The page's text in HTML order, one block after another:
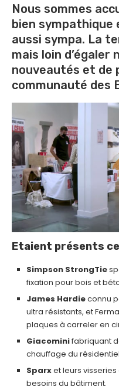
Nous sommes
bien
aussi sympa. La
mais loin
nouveautés et de
communauté des
Etaient présents
Simpson StrongTie
fixation pour bois et
James Hardieconnu
ultra résistants, et
plaques à carreler en
Giacominifabriquant
chauffage du
Sparxet leurs
besoins du bâtiment.